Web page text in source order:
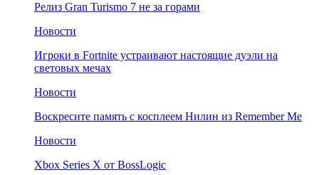
Релиз Gran Turismo 7 не за горами
Новости
Игроки в Fortnite устраивают настоящие дуэли на
световых мечах
Новости
Воскресите память с косплеем Нилин из Remember Me
Новости
Xbox Series X от BossLogic